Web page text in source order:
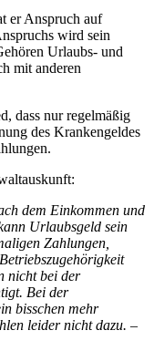
er Anspruch auf
wird sein
Urlaubs- und
mit anderen
dass nur regelmäßig
des Krankengeldes
dem Einkommen und
Urlaubsgeld sein
Zahlungen,
nicht bei der
Bei der
bisschen mehr
leider nicht dazu. –